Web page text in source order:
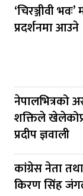
‘चिरञ्जीवी
प्रदर्शनमा आउने
नेपालभित्रको
शक्तिले
प्रदीप ज्ञवाली
कांग्रेस नेता
किरण सिंह